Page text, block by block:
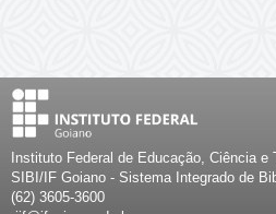
Instituto Federal de Educação, Ciência e
SIBI/IF Goiano - Sistema Integrado de
(62) 3605-3600